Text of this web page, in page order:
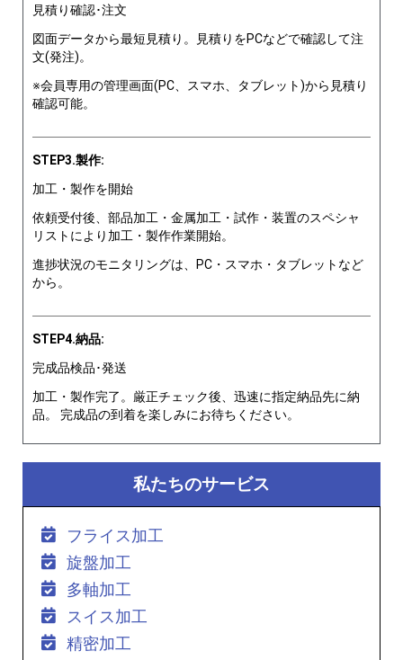
見積り確認･注文
図面データから最短見積り。見積りをPCなどで確認して注
文(発注)。
※会員専用の管理画面(PC、スマホ、タブレット)から見積り
確認可能。
STEP3.製作:
加工・製作を開始
依頼受付後、部品加工・金属加工・試作・装置のスペシャ
リストにより加工・製作作業開始。
進捗状況のモニタリングは、PC・スマホ・タブレットなど
から。
STEP4.納品:
完成品検品･発送
加工・製作完了。厳正チェック後、迅速に指定納品先に納
品。 完成品の到着を楽しみにお待ちください。
私たちのサービス
フライス加工
旋盤加工
多軸加工
スイス加工
精密加工